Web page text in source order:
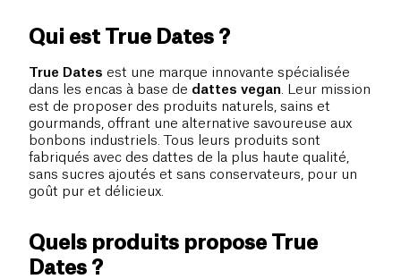
Qui est True Dates ?
True Dates est une marque innovante spécialisée
dans les encas à base de dattes vegan . Leur mission
est de proposer des produits naturels, sains et
gourmands, offrant une alternative savoureuse aux
bonbons industriels. Tous leurs produits sont
fabriqués avec des dattes de la plus haute qualité,
sans sucres ajoutés et sans conservateurs, pour un
goût pur et délicieux.
Quels produits propose True
Dates ?